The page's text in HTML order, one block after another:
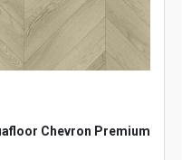
Chevron Premium